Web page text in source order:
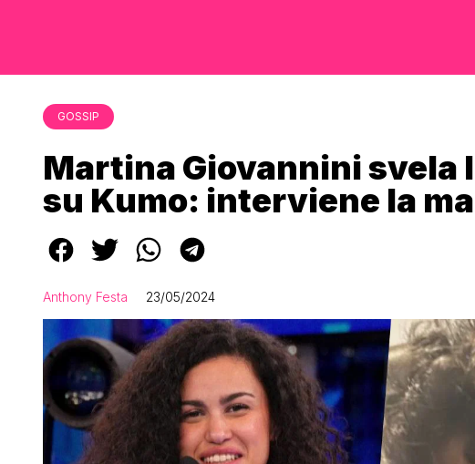
GOSSIP
Martina Giovannini svela
su Kumo: interviene la
Anthony Festa 23/05/2024